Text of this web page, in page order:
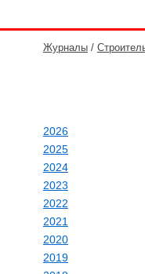
Журналы /
2026
2025
2024
2023
2022
2021
2020
2019